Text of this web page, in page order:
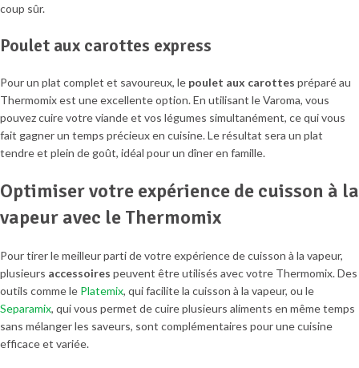
coup sûr.
Poulet aux carottes express
Pour un plat complet et savoureux, le poulet aux carottes préparé au
Thermomix est une excellente option. En utilisant le Varoma, vous
pouvez cuire votre viande et vos légumes simultanément, ce qui vous
fait gagner un temps précieux en cuisine. Le résultat sera un plat
tendre et plein de goût, idéal pour un dîner en famille.
Optimiser votre expérience de cuisson à la
vapeur avec le Thermomix
Pour tirer le meilleur parti de votre expérience de cuisson à la vapeur,
plusieurs accessoires peuvent être utilisés avec votre Thermomix. Des
outils comme le Platemix, qui facilite la cuisson à la vapeur, ou le
Separamix, qui vous permet de cuire plusieurs aliments en même temps
sans mélanger les saveurs, sont complémentaires pour une cuisine
efficace et variée.